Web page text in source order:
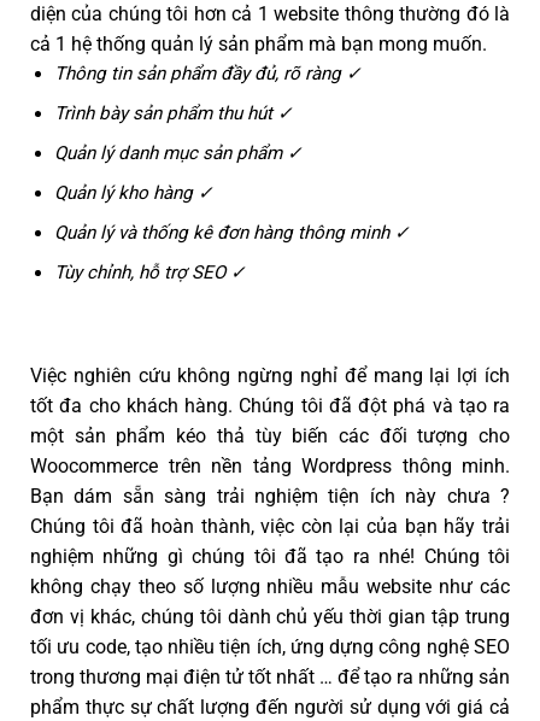
diện của chúng tôi hơn cả 1 website thông thường đó là
cả 1 hệ thống quản lý sản phẩm mà bạn mong muốn.
Thông tin sản phẩm đầy đủ, rõ ràng ✓
Trình bày sản phẩm thu hút ✓
Quản lý danh mục sản phẩm ✓
Quản lý kho hàng ✓
Quản lý và thống kê đơn hàng thông minh ✓
Tùy chỉnh, hỗ trợ SEO ✓
Việc nghiên cứu không ngừng nghỉ để mang lại lợi ích
tốt đa cho khách hàng. Chúng tôi đã đột phá và tạo ra
một sản phẩm kéo thả tùy biến các đối tượng cho
Woocommerce trên nền tảng Wordpress thông minh.
Bạn dám sẵn sàng trải nghiệm tiện ích này chưa ?
Chúng tôi đã hoàn thành, việc còn lại của bạn hãy trải
nghiệm những gì chúng tôi đã tạo ra nhé! Chúng tôi
không chạy theo số lượng nhiều mẫu website như các
đơn vị khác, chúng tôi dành chủ yếu thời gian tập trung
tối ưu code, tạo nhiều tiện ích, ứng dựng công nghệ SEO
trong thương mại điện tử tốt nhất … để tạo ra những sản
phẩm thực sự chất lượng đến người sử dụng với giá cả